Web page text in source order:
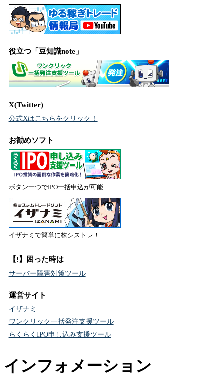
役立つ「豆知識note」
X(Twitter)
公式Xはこちらをクリック！
お勧めソフト
ボタン一つでIPO一括申込が可能
イザナミで簡単に株シストレ！
【!】困った時は
サーバー障害対策ツール
運営サイト
イザナミ
ワンクリック一括発注支援ツール
らくらくIPO申し込み支援ツール
インフォメーション